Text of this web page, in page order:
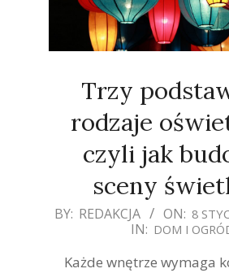
Trzy
rodzaje
czyli jak
sceny
2020-
BY: REDAKCJA ON: 8
IN: DOM I
Każde wnętrze wymaga